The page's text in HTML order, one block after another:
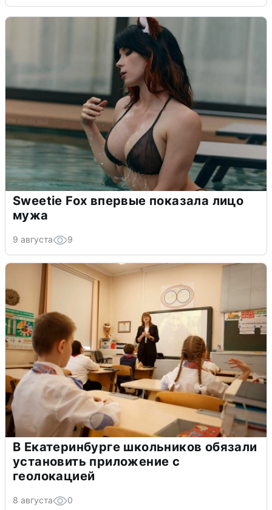
Sweetie Fox впервые показала лицо
мужа
9 августа 9
В Екатеринбурге школьников обязали
установить приложение с
геолокацией
8 августа 0